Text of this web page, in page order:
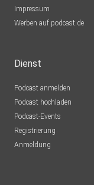
Impressum
Werben auf podcast.de
Dienst
Podcast anmelden
Podcast hochladen
Podcast-Events
Registrierung
Anmeldung